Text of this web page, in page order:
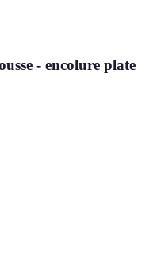
- encolure plate